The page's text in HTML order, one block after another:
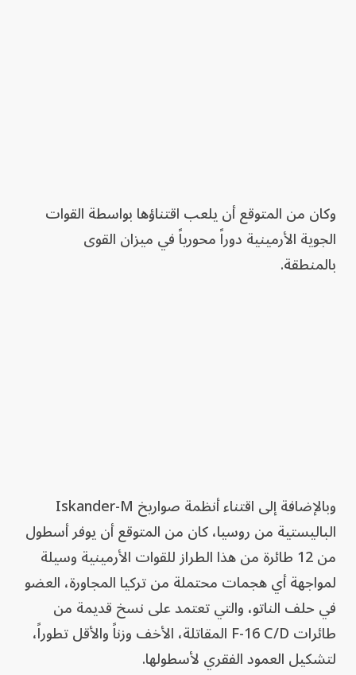
وكان من المتوقع أن يلعب اقتناؤها بواسطة القوات
الجوية الأرمينية دوراً محورياً في ميزان القوى
بالمنطقة.
وبالإضافة إلى اقتناء أنظمة صواريخ Iskander-M
الباليستية من روسيا، كان من المتوقع أن يوفر أسطول
من 12 طائرة من هذا الطراز للقوات الأرمينية وسيلة
لمواجهة أي هجمات محتملة من تركيا المجاورة، العضو
في حلف الناتو، والتي تعتمد على نسخ قديمة من
طائرات F-16 C/D المقاتلة، الأخف وزناً والأقل تطوراً،
لتشكيل العمود الفقري لأسطولها.